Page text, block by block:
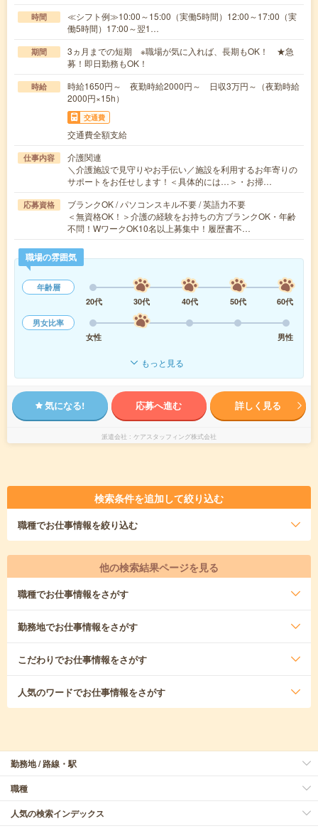
時間
≪シフト例≫10:00～15:00（実働5時間）12:00～17:00（実
働5時間）17:00～翌1…
期間
3ヵ月までの短期 ※職場が気に入れば、長期もOK！ ★急
募！即日勤務もOK！
時給
時給1650円～ 夜勤時給2000円～ 日収3万円～（夜勤時給
2000円×15h）
交通費
交通費全額支給
仕事内容
介護関連
＼介護施設で見守りやお手伝い／施設を利用するお年寄りの
サポートをお任せします！＜具体的には…＞・お掃…
応募資格
ブランクOK / パソコンスキル不要 / 英語力不要
＜無資格OK！＞介護の経験をお持ちの方ブランクOK・年齢
不問！WワークOK10名以上募集中！履歴書不…
職場の雰囲気
年齢層
20代
30代 40代 50代
60代
男女比率
女性
男性
もっと見る
気になる! 応募へ進む 詳しく見る
派遣会社 ケアスタッフィング株式会社
検索条件を追加して絞り込む
職種でお仕事情報を絞り込む
他の検索結果ページを見る
職種でお仕事情報をさがす
勤務地でお仕事情報をさがす
こだわりでお仕事情報をさがす
人気のワードでお仕事情報をさがす
勤務地 / 路線・駅
職種
人気の検索インデックス